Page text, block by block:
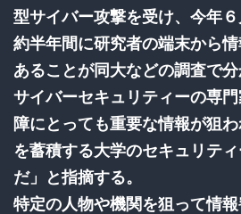
型サイバー攻撃を受け、今年
約半年間に研究者の端末から
あることが同大などの調査で分
サイバーセキュリティーの専
障にとっても重要な情報が狙
を蓄積する大学のセキュリテ
だ」と指摘する。
特定の人物や機関を狙って情